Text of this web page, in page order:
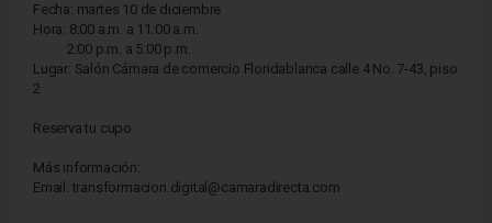
Fecha: martes 10 de diciembre
Hora: 8:00 a.m. a 11:00 a.m.
2:00 p.m. a 5:00 p.m.
Lugar: Salón Cámara de comercio Floridablanca calle 4 No. 7-43, piso
2
Reserva tu cupo
Más información:
Email: transformacion.digital@camaradirecta.com